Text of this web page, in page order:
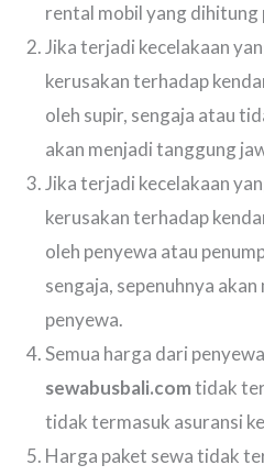
rental mobil yang dihitung
Jika terjadi kecelakaan
kerusakan terhadap
oleh supir, sengaja atau
akan menjadi tanggung
Jika terjadi kecelakaan
kerusakan terhadap
oleh penyewa atau
sengaja, sepenuhnya
penyewa.
Semua harga dari
sewabusbali.comtidak
tidak termasuk asuransi
Harga paket sewa tidak